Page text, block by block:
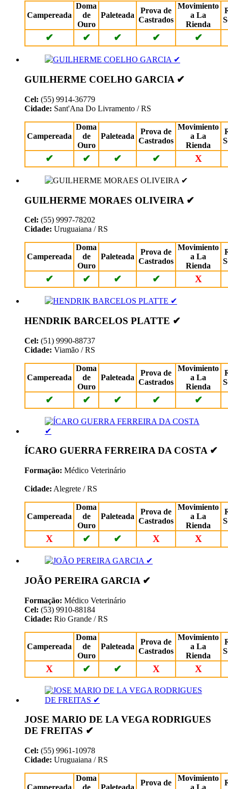
Campereada
Doma
de
Ouro
Paleteada
Prova de
Castrados
Movimiento
a La
Rienda
✔ ✔ ✔ ✔ ✔
GUILHERME COELHO GARCIA ✔
Cel: (55) 9914-36779
Cidade: Sant'Ana Do Livramento / RS
Campereada
Doma
de
Ouro
Paleteada
Prova de
Castrados
Movimiento
a La
Rienda
✔ ✔ ✔ ✔ X
GUILHERME MORAES OLIVEIRA ✔
Cel: (55) 9997-78202
Cidade: Uruguaiana / RS
Campereada
Doma
de
Ouro
Paleteada
Prova de
Castrados
Movimiento
a La
Rienda
✔ ✔ ✔ ✔ X
HENDRIK BARCELOS PLATTE ✔
Cel: (51) 9990-88737
Cidade: Viamão / RS
Campereada
Doma
de
Ouro
Paleteada
Prova de
Castrados
Movimiento
a La
Rienda
✔ ✔ ✔ ✔ ✔
ÍCARO GUERRA FERREIRA DA COSTA ✔
Formação: Médico Veterinário
Cidade: Alegrete / RS
Campereada
Doma
de
Ouro
Paleteada
Prova de
Castrados
Movimiento
a La
Rienda
X ✔ ✔ X X
JOÃO PEREIRA GARCIA ✔
Formação: Médico Veterinário
Cel: (53) 9910-88184
Cidade: Rio Grande / RS
Campereada
Doma
de
Ouro
Paleteada
Prova de
Castrados
Movimiento
a La
Rienda
X ✔ ✔ X X
JOSE MARIO DE LA VEGA RODRIGUES
DE FREITAS ✔
Cel: (55) 9961-10978
Cidade: Uruguaiana / RS
Campereada
Doma
de
Paleteada
Prova de
Movimiento
a La